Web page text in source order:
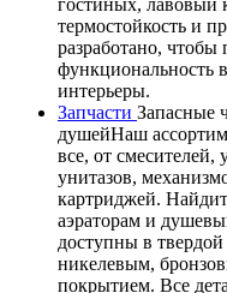
гостиных, лавовый
термостойкость и
разработано,
функциональность
интерьеры.
Запчасти Запасные
душейНаш
все, от
унитазов,
картриджей.
аэраторам и
доступны в
никелевым,
покрытием. Все